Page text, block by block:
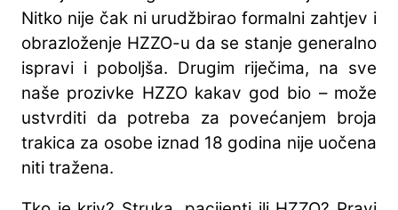
Nitko nije čak ni urudžbirao formalni zahtjev i
obrazloženje HZZO-u da se stanje generalno
ispravi i poboljša. Drugim riječima, na sve
naše prozivke HZZO kakav god bio – može
ustvrditi da potreba za povećanjem broja
trakica za osobe iznad 18 godina nije uočena
niti tražena.